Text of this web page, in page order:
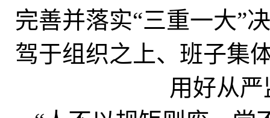
完善并落实“三重一大”
驾于组织之上、班子集
用好从